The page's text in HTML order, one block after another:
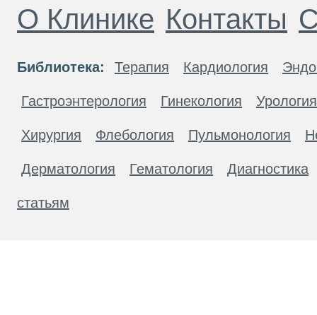
О Клинике Контакты
Библиотека: Терапия Кардиология
Гастроэнтерология Гинекология Урология
Хирургия Флебология Пульмонология
Дерматология Гематология Диагностика
статьям